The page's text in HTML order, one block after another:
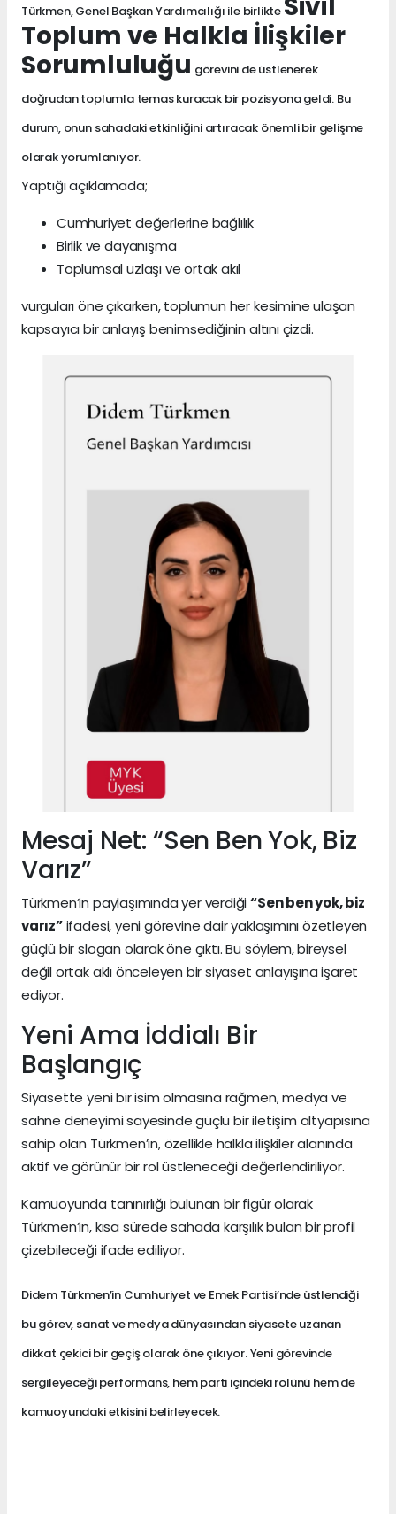
Türkmen, Genel Başkan Yardımcılığı ile birlikte Sivil
Toplum ve Halkla İlişkiler
Sorumluluğu görevini de üstlenerek
doğrudan toplumla temas kuracak bir pozisyona geldi. Bu
durum, onun sahadaki etkinliğini artıracak önemli bir gelişme
olarak yorumlanıyor.
Yaptığı açıklamada;
Cumhuriyet değerlerine bağlılık
Birlik ve dayanışma
Toplumsal uzlaşı ve ortak akıl
vurguları öne çıkarken, toplumun her kesimine ulaşan
kapsayıcı bir anlayış benimsediğinin altını çizdi.
Mesaj Net: “Sen Ben Yok, Biz
Varız”
Türkmen’in paylaşımında yer verdiği“Sen ben yok, biz
varız”ifadesi, yeni görevine dair yaklaşımını özetleyen
güçlü bir slogan olarak öne çıktı. Bu söylem, bireysel
değil ortak aklı önceleyen bir siyaset anlayışına işaret
ediyor.
Yeni Ama İddialı Bir
Başlangıç
Siyasette yeni bir isim olmasına rağmen, medya ve
sahne deneyimi sayesinde güçlü bir iletişim altyapısına
sahip olan Türkmen’in, özellikle halkla ilişkiler alanında
aktif ve görünür bir rol üstleneceği değerlendiriliyor.
Kamuoyunda tanınırlığı bulunan bir figür olarak
Türkmen’in, kısa sürede sahada karşılık bulan bir profil
çizebileceği ifade ediliyor.
Didem Türkmen’in Cumhuriyet ve Emek Partisi’nde üstlendiği
bu görev, sanat ve medya dünyasından siyasete uzanan
dikkat çekici bir geçiş olarak öne çıkıyor. Yeni görevinde
sergileyeceği performans, hem parti içindeki rolünü hem de
kamuoyundaki etkisini belirleyecek.